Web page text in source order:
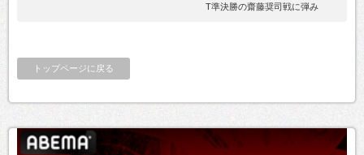
T準決勝の齋藤奨司戦に弾み
トップページに戻る